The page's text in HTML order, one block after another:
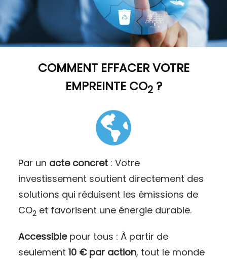
COMMENT EFFACER VOTRE
EMPREINTE CO2?
Par un acte concret: Votre
investissement soutient directement des
solutions qui réduisent les émissions de
CO2 et favorisent une énergie durable.
Accessiblepour tous : À partir de
seulement 10 € par action, tout le monde